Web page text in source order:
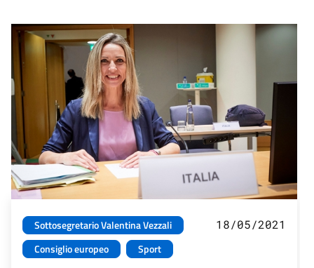
Sottosegretario Valentina Vezzali
Consiglio europeo
Sport
18/05/2021